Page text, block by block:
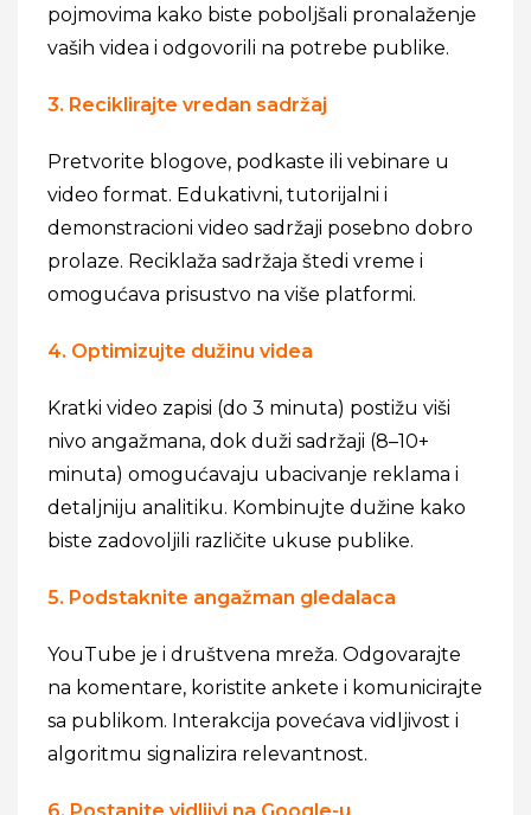
pojmovima kako biste poboljšali pronalaženje
vaših videa i odgovorili na potrebe publike.
3. Reciklirajte vredan sadržaj
Pretvorite blogove, podkaste ili vebinare u
video format. Edukativni, tutorijalni i
demonstracioni video sadržaji posebno dobro
prolaze. Reciklaža sadržaja štedi vreme i
omogućava prisustvo na više platformi.
4. Optimizujte dužinu videa
Kratki video zapisi (do 3 minuta) postižu viši
nivo angažmana, dok duži sadržaji (8–10+
minuta) omogućavaju ubacivanje reklama i
detaljniju analitiku. Kombinujte dužine kako
biste zadovoljili različite ukuse publike.
5. Podstaknite angažman gledalaca
YouTube je i društvena mreža. Odgovarajte
na komentare, koristite ankete i komunicirajte
sa publikom. Interakcija povećava vidljivost i
algoritmu signalizira relevantnost.